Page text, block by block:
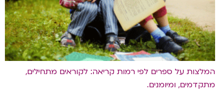
המלצות על ספרים לפי רמות קריאה: לקוראים מתחילים,
מתקדמים, ומיומנים.